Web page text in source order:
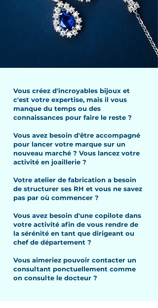
Vous créez d'incroyables bijoux et
c'est votre expertise, mais il vous
manque du temps ou des
connaissances pour faire le reste ?
Vous avez besoin d'être accompagné
pour lancer votre marque sur un
nouveau marché ? Vous lancez votre
activité en joaillerie ?
Votre atelier de fabrication a besoin
de structurer ses RH et vous ne savez
pas par où commencer ?
Vous avez besoin d'une copilote dans
votre activité afin de vous rendre de
la sérénité en tant que dirigeant ou
chef de département ?
Vous aimeriez pouvoir contacter un
consultant ponctuellement comme
on consulte le docteur ?